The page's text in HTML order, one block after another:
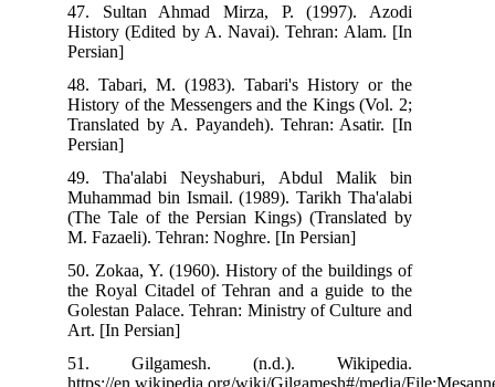
47. Sultan Ahmad Mirza, P. (1997). Azodi
History (Edited by A. Navai). Tehran: Alam. [In
48. Tabari, M. (1983). Tabari's History or the
History of the Messengers and the Kings (Vol. 2;
Translated by A. Payandeh). Tehran: Asatir. [In
49. Tha'alabi Neyshaburi, Abdul Malik bin
Muhammad bin Ismail. (1989). Tarikh Tha'alabi
(The Tale of the Persian Kings) (Translated by
M. Fazaeli). Tehran: Noghre. [In Persian]
50. Zokaa, Y. (1960). History of the buildings of
the Royal Citadel of Tehran and a guide to the
Golestan Palace. Tehran: Ministry of Culture and
Art. [In Persian]
51. Gilgamesh. (n.d.). Wikipedia.
https://en.wikipedia.org/wiki/Gilgamesh#/media/